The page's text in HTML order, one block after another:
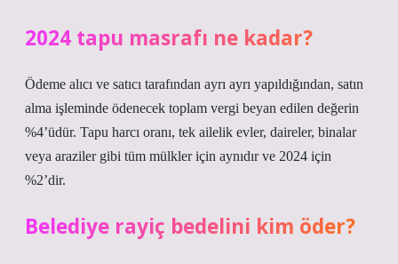
2024 tapu masrafı ne kadar?
Ödeme alıcı ve satıcı tarafından ayrı ayrı yapıldığından, satın
alma işleminde ödenecek toplam vergi beyan edilen değerin
%4’üdür. Tapu harcı oranı, tek ailelik evler, daireler, binalar
veya araziler gibi tüm mülkler için aynıdır ve 2024 için
%2’dir.
Belediye rayiç bedelini kim öder?